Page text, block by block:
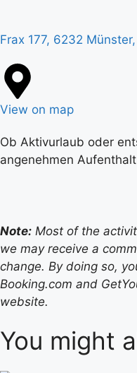
Frax 177, 6232
View on map
Ob Aktivurlaub oder
angenehmen
Note: Most of the
we may receive a
change. By doing so,
Booking.com and
website.
You might